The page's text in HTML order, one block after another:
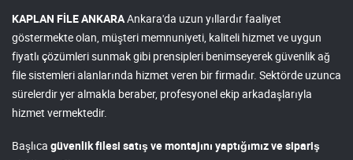
KAPLAN FİLE ANKARAAnkara'da uzun yıllardır faaliyet
göstermekte olan, müşteri memnuniyeti, kaliteli hizmet ve uygun
fiyatlı çözümleri sunmak gibi prensipleri benimseyerek güvenlik ağ
file sistemleri alanlarında hizmet veren bir firmadır. Sektörde uzunca
sürelerdir yer almakla beraber, profesyonel ekip arkadaşlarıyla
hizmet vermektedir.
Başlıca güvenlik filesi satış ve montajını yaptığımız ve sipariş